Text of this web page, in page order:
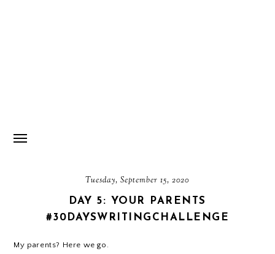
Tuesday, September 15, 2020
DAY 5: YOUR PARENTS
#30DAYSWRITINGCHALLENGE
My parents? Here we go.